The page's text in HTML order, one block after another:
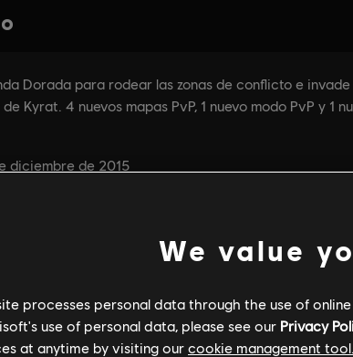
We value
processes personal data through the use of
use of personal data, please see our Privacy
at anytime by visiting our cookie management tool.